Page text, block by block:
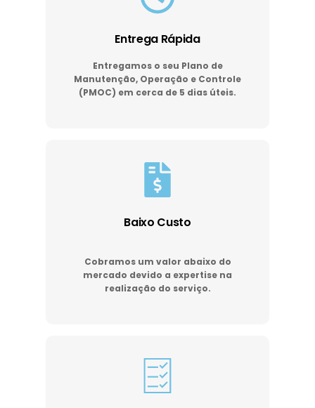
Entrega Rápida
Entregamos o seu Plano de
Manutenção, Operação e Controle
(PMOC) em cerca de 5 dias úteis.
Baixo Custo
Cobramos um valor abaixo do
mercado devido a expertise na
realização do serviço.